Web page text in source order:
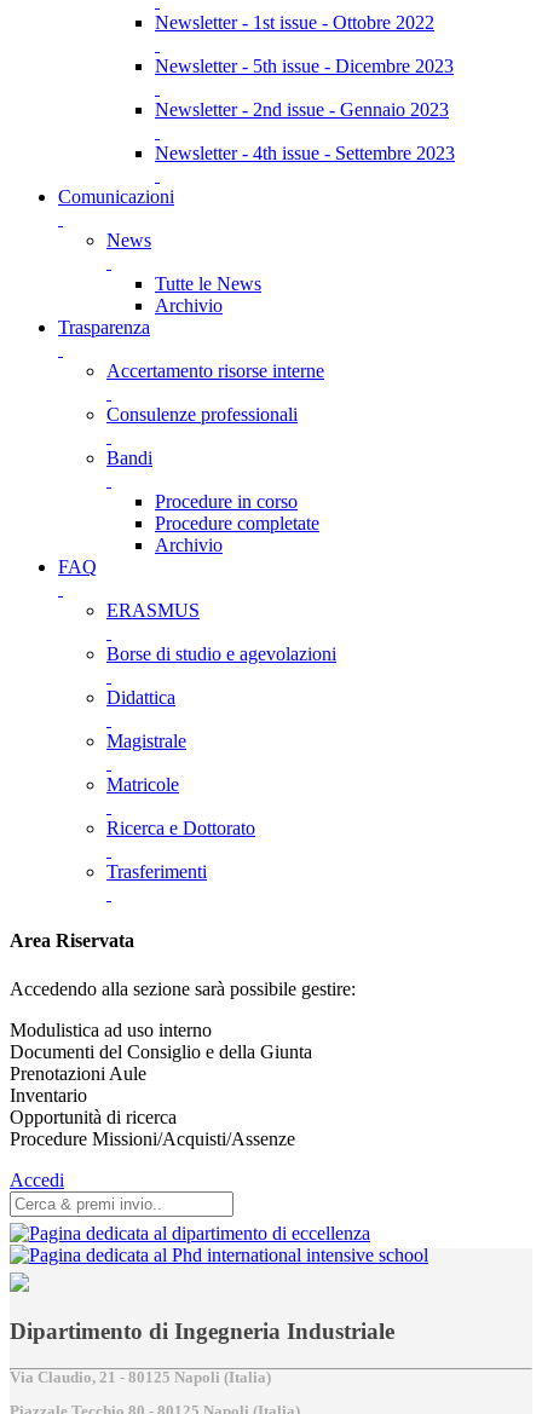
Newsletter - 1st issue - Ottobre 2022
Newsletter - 5th issue - Dicembre 2023
Newsletter - 2nd issue - Gennaio 2023
Newsletter - 4th issue - Settembre 2023
Comunicazioni
News
Tutte le News
Archivio
Trasparenza
Accertamento risorse interne
Consulenze professionali
Bandi
Procedure in corso
Procedure completate
Archivio
FAQ
ERASMUS
Borse di studio e agevolazioni
Didattica
Magistrale
Matricole
Ricerca e Dottorato
Trasferimenti
Area Riservata
Accedendo alla sezione sarà possibile gestire:
Modulistica ad uso interno
Documenti del Consiglio e della Giunta
Prenotazioni Aule
Inventario
Opportunità di ricerca
Procedure Missioni/Acquisti/Assenze
Accedi
Dipartimento di Ingegneria Industriale
Via Claudio, 21 - 80125 Napoli (Italia)